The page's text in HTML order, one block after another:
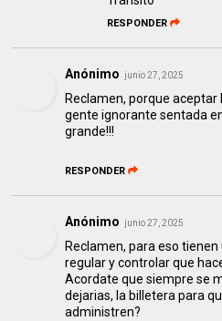
RESPONDER
Anónimo junio 27, 2025
Reclamen, porque aceptar
gente ignorante sentada
grande!!!
RESPONDER
Anónimo junio 27, 2025
Reclamen, para eso
regular y controlar que
Acordate que siempre se
dejarias, la billetera para
administren?